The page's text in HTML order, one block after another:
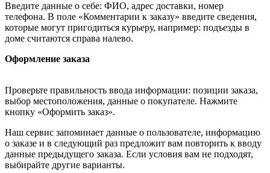
Введите данные о себе: ФИО, адрес доставки, номер
телефона. В поле «Комментарии к заказу» введите сведения,
которые могут пригодиться курьеру, например: подъезды в
доме считаются справа налево.
Оформление заказа
Проверьте правильность ввода информации: позиции заказа,
выбор местоположения, данные о покупателе. Нажмите
кнопку «Оформить заказ».
Наш сервис запоминает данные о пользователе, информацию
о заказе и в следующий раз предложит вам повторить к вводу
данные предыдущего заказа. Если условия вам не подходят,
выбирайте другие варианты.